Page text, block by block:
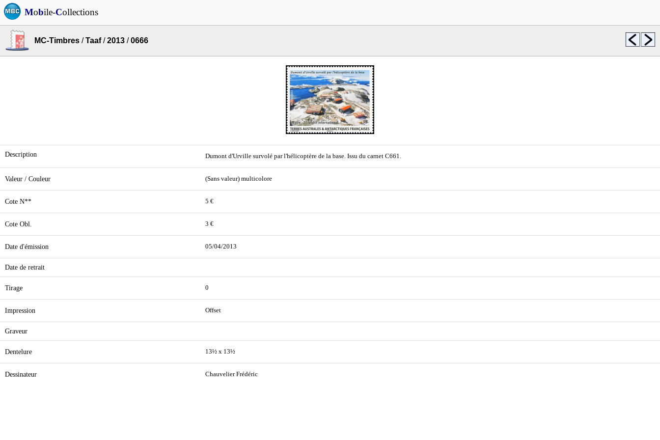
Mobile-Collections
MC-Timbres /Taaf/2013 /0666
Description Dumont d'Urville survolé par l'hélicoptère de la base. Issu du carnet C661.
Valeur / Couleur (Sans valeur) multicolore
Cote N** 5 €
Cote Obl. 3 €
Date d'émission 05/04/2013
Date de retrait
Tirage 0
Impression Offset
Graveur
Dentelure 13½ x 13½
Dessinateur Chauvelier Frédéric